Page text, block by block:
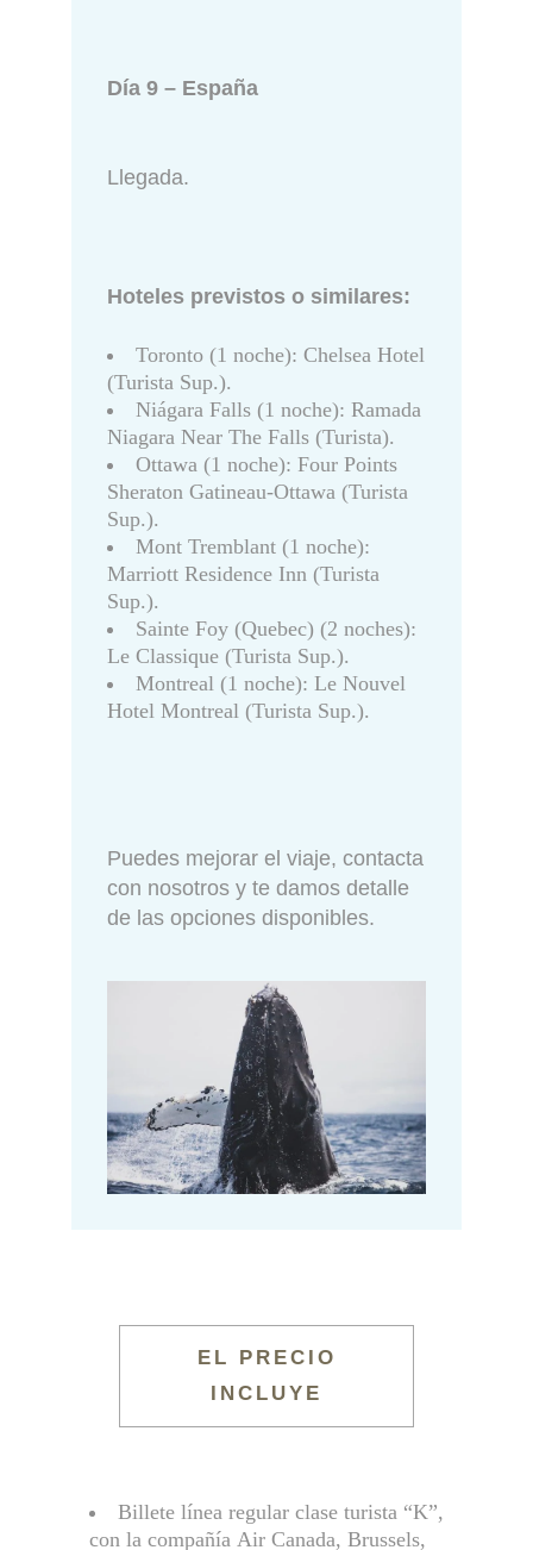
Día 9 – España
Llegada.
Hoteles previstos o similares:
Toronto (1 noche): Chelsea Hotel
(Turista Sup.).
Niágara Falls (1 noche): Ramada
Niagara Near The Falls (Turista).
Ottawa (1 noche): Four Points
Sheraton Gatineau-Ottawa (Turista
Sup.).
Mont Tremblant (1 noche):
Marriott Residence Inn (Turista
Sup.).
Sainte Foy (Quebec) (2 noches):
Le Classique (Turista Sup.).
Montreal (1 noche): Le Nouvel
Hotel Montreal (Turista Sup.).
Puedes mejorar el viaje, contacta
con nosotros y te damos detalle
de las opciones disponibles.
EL PRECIO
INCLUYE
Billete línea regular clase turista “K”,
con la compañía Air Canada, Brussels,